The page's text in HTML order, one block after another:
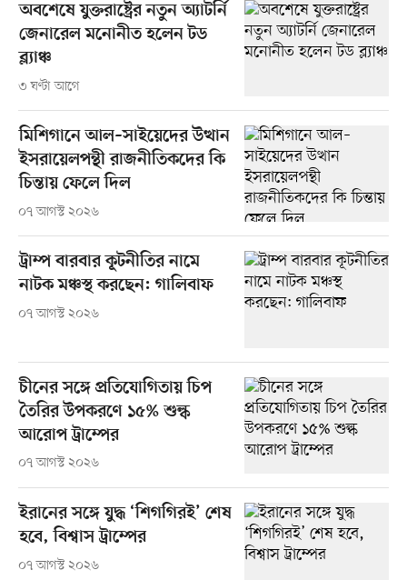
অবশেষে যুক্তরাষ্ট্রের নতুন অ্যাটর্নি
জেনারেল মনোনীত হলেন টড
ব্ল্যাঞ্চ
৩ ঘণ্টা আগে
মিশিগানে আল–সাইয়েদের উত্থান
ইসরায়েলপন্থী রাজনীতিকদের কি
চিন্তায় ফেলে দিল
০৭ আগস্ট ২০২৬
ট্রাম্প বারবার কূটনীতির নামে
নাটক মঞ্চস্থ করছেন: গালিবাফ
০৭ আগস্ট ২০২৬
চীনের সঙ্গে প্রতিযোগিতায় চিপ
তৈরির উপকরণে ১৫% শুল্ক
আরোপ ট্রাম্পের
০৭ আগস্ট ২০২৬
ইরানের সঙ্গে যুদ্ধ ‘শিগগিরই’ শেষ
হবে, বিশ্বাস ট্রাম্পের
০৭ আগস্ট ২০২৬